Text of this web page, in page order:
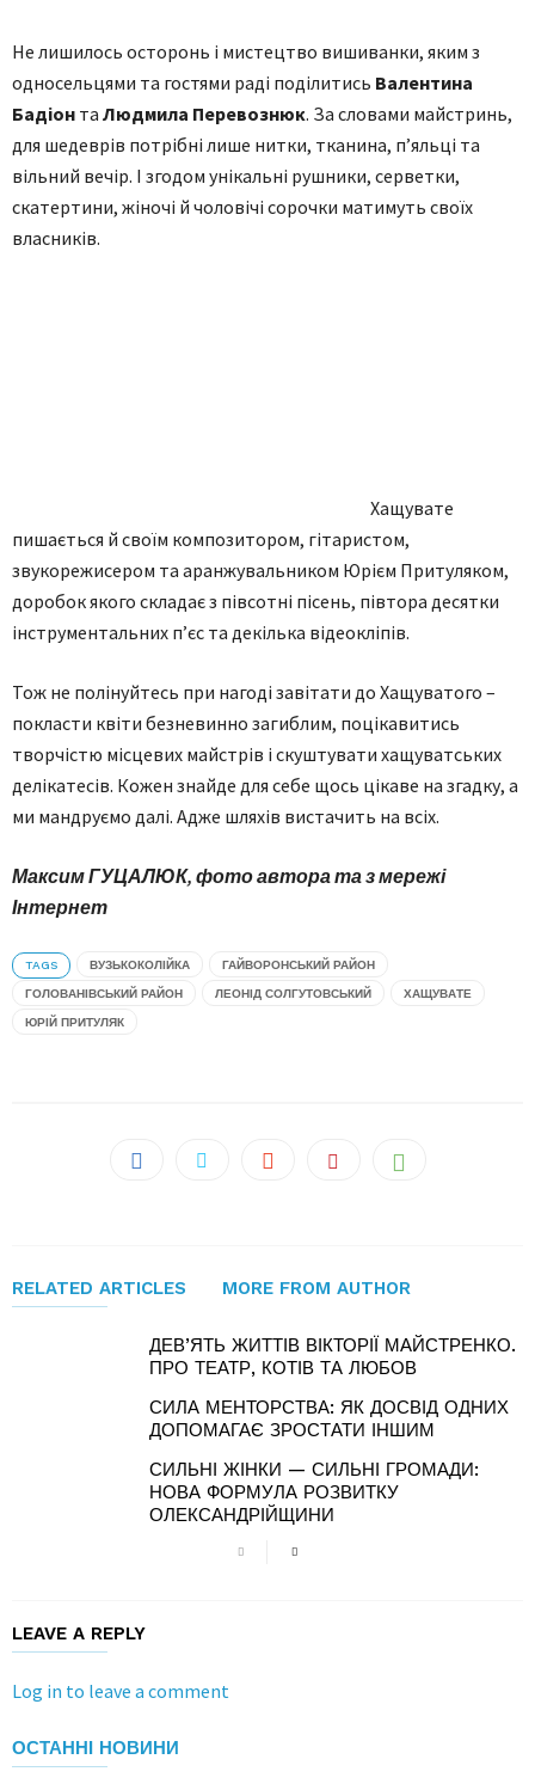
Не лишилось осторонь і мистецтво вишиванки, яким з
односельцями та гостями раді поділитись Валентина
Бадіон та Людмила Перевознюк. За словами майстринь,
для шедеврів потрібні лише нитки, тканина, п’яльці та
вільний вечір. І згодом унікальні рушники, серветки,
скатертини, жіночі й чоловічі сорочки матимуть своїх
власників.
Хащувате
пишається й своїм композитором, гітаристом,
звукорежисером та аранжувальником Юрієм Притуляком,
доробок якого складає з півсотні пісень, півтора десятки
інструментальних п’єс та декілька відеокліпів.
Тож не полінуйтесь при нагоді завітати до Хащуватого –
покласти квіти безневинно загиблим, поцікавитись
творчістю місцевих майстрів і скуштувати хащуватських
делікатесів. Кожен знайде для себе щось цікаве на згадку, а
ми мандруємо далі. Адже шляхів вистачить на всіх.
Максим ГУЦАЛЮК, фото автора та з мережі
Інтернет
TAGS ВУЗЬКОКОЛІЙКА ГАЙВОРОНСЬКИЙ РАЙОН
ГОЛОВАНІВСЬКИЙ РАЙОН ЛЕОНІД СОЛГУТОВСЬКИЙ ХАЩУВАТЕ
ЮРІЙ ПРИТУЛЯК
RELATED ARTICLES MORE FROM AUTHOR
ДЕВ’ЯТЬ ЖИТТІВ ВІКТОРІЇ МАЙСТРЕНКО.
ПРО ТЕАТР, КОТІВ ТА ЛЮБОВ
СИЛА МЕНТОРСТВА: ЯК ДОСВІД ОДНИХ
ДОПОМАГАЄ ЗРОСТАТИ ІНШИМ
СИЛЬНІ ЖІНКИ — СИЛЬНІ ГРОМАДИ:
НОВА ФОРМУЛА РОЗВИТКУ
ОЛЕКСАНДРІЙЩИНИ
LEAVE A REPLY
Log in to leave a comment
ОСТАННІ НОВИНИ